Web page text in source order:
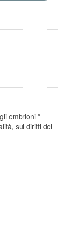
embrioni *
sui diritti dei